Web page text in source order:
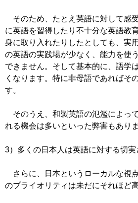
そのため、たとえ英語に対して感
に英語を習得したり不十分な英語教
身に取り入れたりしたとしても、実
の英語の実践場が少なく、能力を使
できません。そして基本的に、語学
くなります。特に非母語であればそ
す。
そのうえ、和製英語の氾濫によっ
れる機会は多いといった弊害もありま
3）多くの日本人は英語に対する切実
さらに、日本というローカルな視
のプライオリティは未だにそれほど